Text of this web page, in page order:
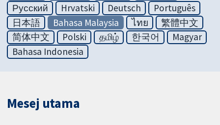
Русский
Hrvatski Deutsch
Português
日本語
Bahasa Malaysia ไทย
繁體中文
简体中文
Polski தமிழ் 한국어
Magyar
Bahasa Indonesia
Mesej utama